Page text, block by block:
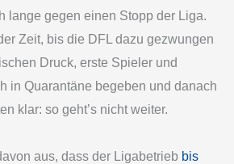
lange gegen einen Stopp der Liga.
Zeit, bis die DFL dazu gezwungen
Druck, erste Spieler und
in Quarantäne begeben und danach
klar: so geht’s nicht weiter.
aus, dass der Ligabetrieb bis